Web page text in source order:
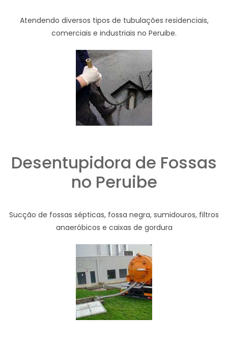
Atendendo diversos tipos de tubulações residenciais,
comerciais e industriais no Peruibe.
Desentupidora de Fossas
no Peruibe
Sucção de fossas sépticas, fossa negra, sumidouros, filtros
anaeróbicos e caixas de gordura